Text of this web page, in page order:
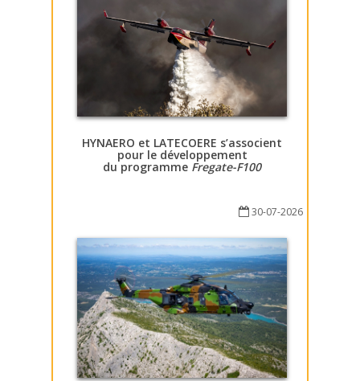
HYNAERO et LATECOERE s’associent
pour le développement
du programme Fregate-F100
30-07-2026